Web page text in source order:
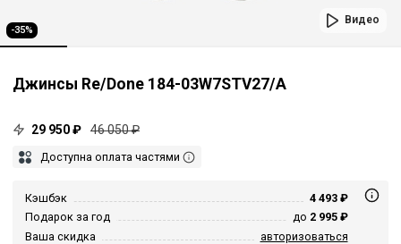
-35%
Видео
Джинсы Re/Done 184-03W7STV27/A
29 950 ₽ 46 050 ₽
Доступна оплата частями
Кэшбэк
4 493 ₽
Подарок за год
до 2 995 ₽
Ваша скидка
авторизоваться